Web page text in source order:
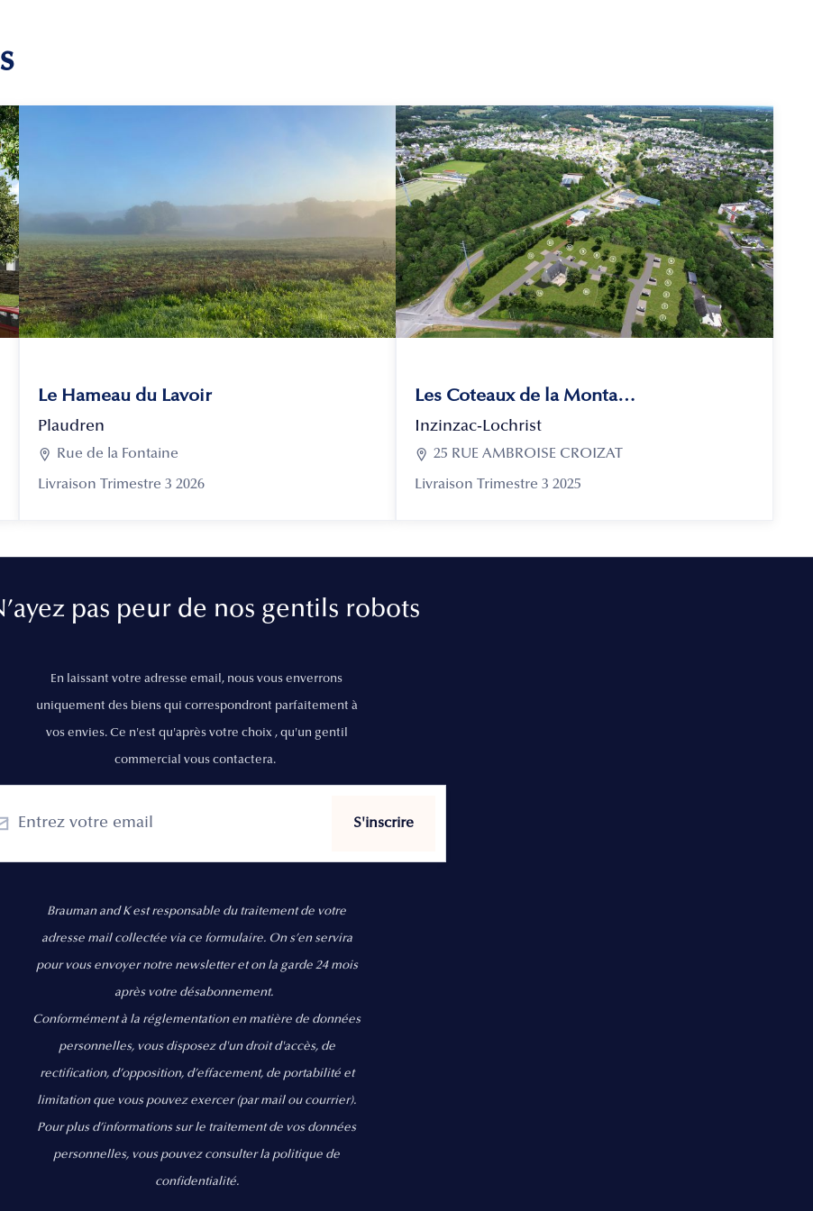
Le Hameau du Lavoir
Plaudren
 Rue de la Fontaine
Livraison Trimestre 3 2026
Les Coteaux de la Montagne
Inzinzac-Lochrist
 25 RUE AMBROISE CROIZAT
Livraison Trimestre 3 2025
pas peur de nos gentils robots
En laissant votre adresse email, nous vous enverrons
uniquement des biens qui correspondront parfaitement à
vos envies. Ce n'est qu'après votre choix , qu'un gentil
commercial vous contactera.
Brauman and K est responsable du traitement de votre
adresse mail collectée via ce formulaire. On s’en servira
pour vous envoyer notre newsletter et on la garde 24 mois
après votre désabonnement.
Conformément à la réglementation en matière de données
personnelles, vous disposez d'un droit d'accès, de
rectification, d’opposition, d’effacement, de portabilité et
limitation que vous pouvez exercer(par mail ou courrier).
Pour plus d’informations sur le traitement de vos données
personnelles, vous pouvez consulter la politique de
confidentialité.